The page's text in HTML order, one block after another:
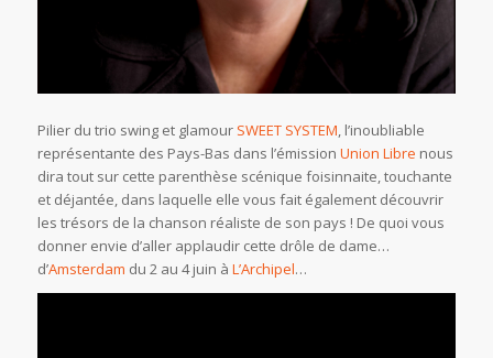
Pilier du trio swing et glamour SWEET SYSTEM, l’inoubliable
représentante des Pays-Bas dans l’émission Union Libre nous
dira tout sur cette parenthèse scénique foisinnaite, touchante
et déjantée, dans laquelle elle vous fait également découvrir
les trésors de la chanson réaliste de son pays ! De quoi vous
donner envie d’aller applaudir cette drôle de dame…
d’Amsterdam du 2 au 4 juin à L’Archipel…